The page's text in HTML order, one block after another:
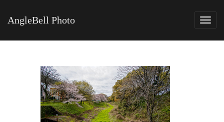
AngleBell Photo